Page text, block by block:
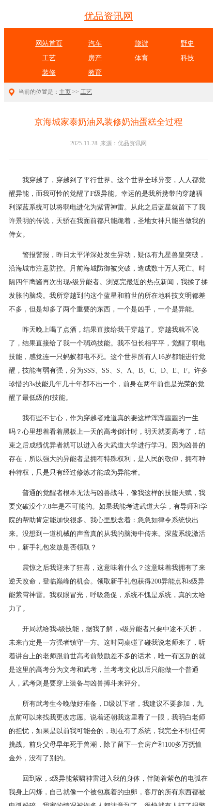
优品资讯网
网站首页 汽车 旅游
野史
工艺
房产 体育
科技
装修
教育
当前的位置是： 主页 >> 工艺
京海城家泰奶油风装修奶油蛋糕全过程
2025-11-28 来源：优品资讯网
我穿越了，穿越到了平行世界。这个世界全球异变，人人都觉
醒异能，而我可怜的觉醒了F级异能。幸运的是我所携带的穿越福
利深蓝系统可以将弱电进化为紫霄神雷。从此之后蓝星就留下了我
许景明的传说，天骄在我面前都只能跪着，圣地女神只能当做我的
侍女。
警报警报，昨日太平洋深处发生异动，疑似有九星兽皇突破，
沿海城市注意防控。月前海城防御被突破，造成数十万人死亡。时
隔四年鹰酱再次出现s级异能者。浏览完最近的热点新闻，我揉了揉
发胀的脑袋。我所穿越到的这个蓝星和前世的所在地科技文明都差
不多，但是却多了两个重要的东西，一个是凶手，一个是异能。
昨天晚上喝了点酒，结果直接给我干穿越了。穿越我就不说
了，结果直接给了我一个弱鸡技能。我不但长相平平，觉醒了弱电
技能，感觉连一只蚂蚁都电不死。这个世界所有人16岁都能进行觉
醒，技能有弱有强，分为SSS、SS、S、A、B、C、D、E、F。许多
珍惜的3s技能几年几十年都不出一个，前身在两年前也是光荣的觉
醒了最低级的f技能。
我有些不甘心，作为穿越者难道真的要这样浑浑噩噩的一生
吗？心里想着看着黑板上一天的高考倒计时，明天就要高考了，结
束之后成绩优异者就可以进入各大武道大学进行学习。因为凶兽的
存在，所以强大的异能者是拥有特殊权利，是人民的敬仰，拥有种
种特权，只是只有经过修炼才能成为异能者。
普通的觉醒者根本无法与凶兽战斗，像我这样的技能天赋，我
要突破没个7.8年是不可能的。如果我能考进武道大学，有导师和学
院的帮助肯定能加快很多。我心里默念着：急急如律令系统快出
来。没想到一道机械的声音真的从我的脑海中传来。深蓝系统激活
中，新手礼包发放是否领取？
震惊之后我迎来了狂喜，这意味着什么？这意味着我拥有了来
逆天改命，登临巅峰的机会。领取新手礼包获得200异能点和s级异
能紫霄神雷。我双眼冒光，呼吸急促，系统不愧是系统，真的太给
力了。
开局就给我s级技能，据我了解，s级异能者只要中途不夭折，
未来肯定是一方强者镇守一方。这时同桌碰了碰我说老师来了，听
着讲台上的老师跟前世高考前鼓励差不多的话术，唯一有区别的就
是这里的高考分为文考和武考，兰考考文化以后只能做一个普通
人，武考则是要穿上装备与凶兽搏斗来评分。
所有武考生今晚做好准备，D级以下者，我建议不要参加，九
点前可以来找我更改志愿。说着还朝我这里看了一眼，我明白老师
的担忧，如果是以前我可能会的，现在有了系统，我完全不惧任何
挑战。前身父母早年死于兽潮，除了留下一套房产和100多万抚恤
金外，没有了别的。
回到家，s级异能紫啸神雷进入我的身体，伴随着紫色的电弧在
我身上闪烁，自己就像一个被包裹着的虫卵，客厅的所有东西都被